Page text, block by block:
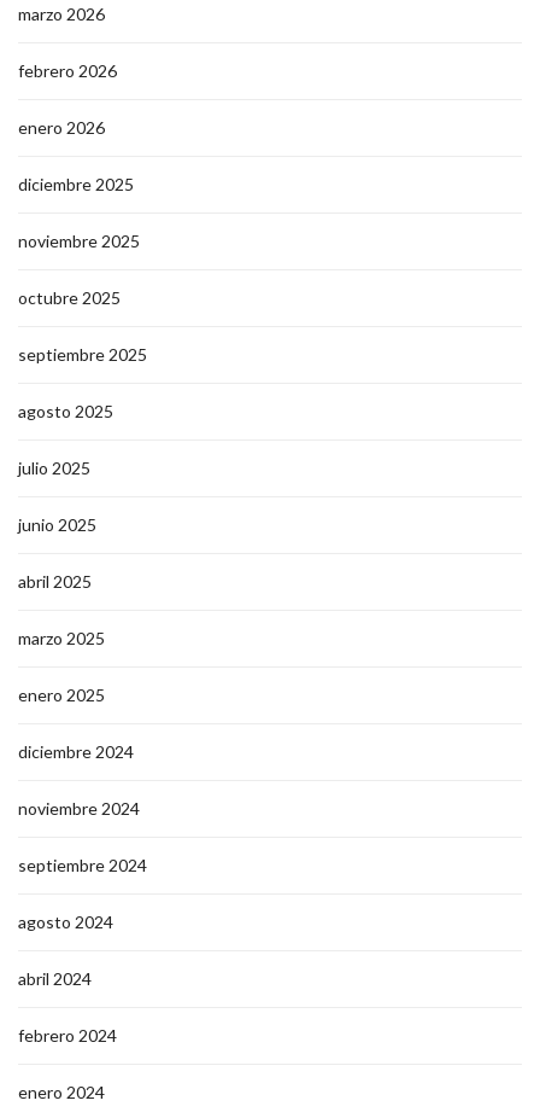
marzo 2026
febrero 2026
enero 2026
diciembre 2025
noviembre 2025
octubre 2025
septiembre 2025
agosto 2025
julio 2025
junio 2025
abril 2025
marzo 2025
enero 2025
diciembre 2024
noviembre 2024
septiembre 2024
agosto 2024
abril 2024
febrero 2024
enero 2024